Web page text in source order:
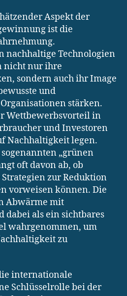
Aspekt der
ist die
nachhaltige Technologien
nicht nur ihre
sondern auch ihr Image
und
stärken.
Wettbewerbsvorteil in
und Investoren
Nachhaltigkeit legen.
„grünen
oft davon ab, ob
zur Reduktion
vorweisen können. Die
Abwärme mit
als ein sichtbares
wahrgenommen, um
zu
internationale
Schlüsselrolle bei der